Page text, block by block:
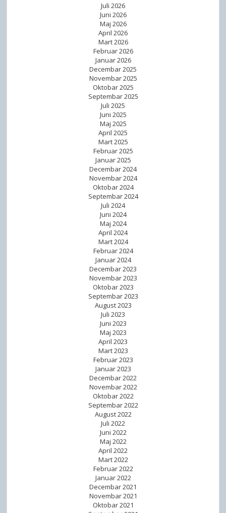
Juli 2026
Juni 2026
Maj 2026
April 2026
Mart 2026
Februar 2026
Januar 2026
Decembar 2025
Novembar 2025
Oktobar 2025
Septembar 2025
Juli 2025
Juni 2025
Maj 2025
April 2025
Mart 2025
Februar 2025
Januar 2025
Decembar 2024
Novembar 2024
Oktobar 2024
Septembar 2024
Juli 2024
Juni 2024
Maj 2024
April 2024
Mart 2024
Februar 2024
Januar 2024
Decembar 2023
Novembar 2023
Oktobar 2023
Septembar 2023
August 2023
Juli 2023
Juni 2023
Maj 2023
April 2023
Mart 2023
Februar 2023
Januar 2023
Decembar 2022
Novembar 2022
Oktobar 2022
Septembar 2022
August 2022
Juli 2022
Juni 2022
Maj 2022
April 2022
Mart 2022
Februar 2022
Januar 2022
Decembar 2021
Novembar 2021
Oktobar 2021